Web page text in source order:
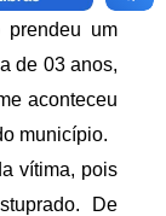
prendeu um
de 03 anos,
aconteceu
município.
vítima, pois
De